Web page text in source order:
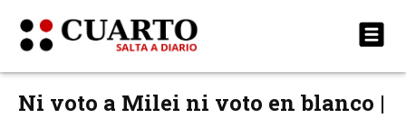
Ni voto a Milei ni voto en blanco |